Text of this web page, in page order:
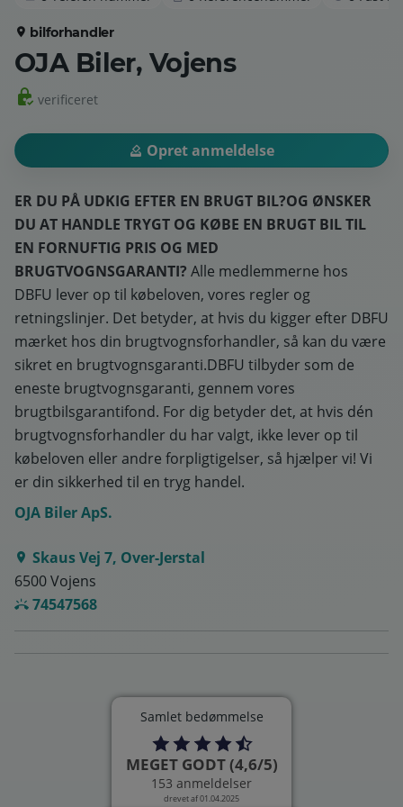
bilforhandler
OJA Biler, Vojens
verificeret
Opret anmeldelse
ER DU PÅ UDKIG EFTER EN BRUGT BIL?OG ØNSKER
DU AT HANDLE TRYGT OG KØBE EN BRUGT BIL TIL
EN FORNUFTIG PRIS OG MED
BRUGTVOGNSGARANTI? Alle medlemmerne hos
DBFU lever op til købeloven, vores regler og
retningslinjer. Det betyder, at hvis du kigger efter DBFU
mærket hos din brugtvognsforhandler, så kan du være
sikret en brugtvognsgaranti.DBFU tilbyder som de
eneste brugtvognsgaranti, gennem vores
brugtbilsgarantifond. For dig betyder det, at hvis dén
brugtvognsforhandler du har valgt, ikke lever op til
købeloven eller andre forpligtigelser, så hjælper vi! Vi
er din sikkerhed til en tryg handel.
OJA Biler ApS.
Skaus Vej 7, Over-Jerstal
6500 Vojens
74547568
Samlet bedømmelse
MEGET GODT (4,6/5)
153 anmeldelser
drevet af 01.04.2025